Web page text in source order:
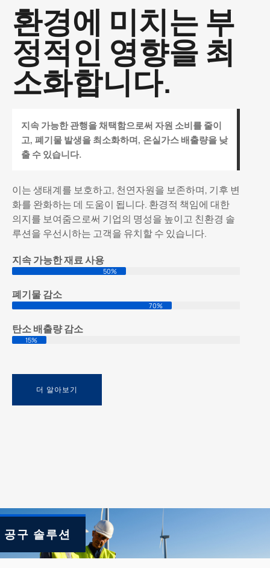
환경에 미치는 부
정적인 영향을 최
소화합니다.
지속 가능한 관행을 채택함으로써 자원 소비를 줄이
고, 폐기물 발생을 최소화하며, 온실가스 배출량을 낮
출 수 있습니다.
이는 생태계를 보호하고, 천연자원을 보존하며, 기후 변
화를 완화하는 데 도움이 됩니다. 환경적 책임에 대한
의지를 보여줌으로써 기업의 명성을 높이고 친환경 솔
루션을 우선시하는 고객을 유치할 수 있습니다.
지속 가능한 재료 사용
50%
폐기물 감소
70%
탄소 배출량 감소
15%
더 알아보기
구 솔루션